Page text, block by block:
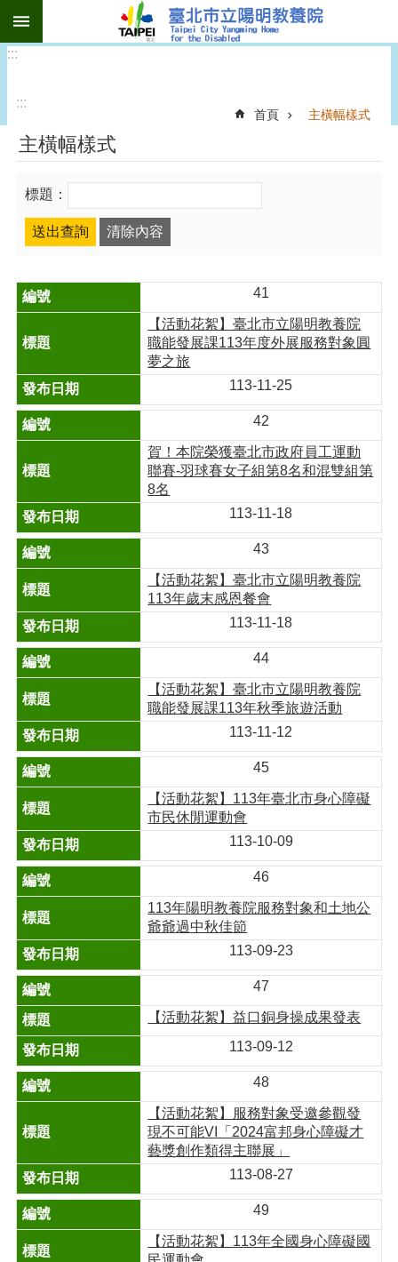
跳到主要內容區塊
:::
:::
首頁 主橫幅樣式
主橫幅樣式
標題：
41
【活動花絮】臺北市立陽明教養院
職能發展課113年度外展服務對象圓
夢之旅
113-11-25
42
賀！本院榮獲臺北市政府員工運動
聯賽-羽球賽女子組第8名和混雙組第
8名
113-11-18
43
【活動花絮】臺北市立陽明教養院
113年歲末感恩餐會
113-11-18
44
【活動花絮】臺北市立陽明教養院
職能發展課113年秋季旅遊活動
113-11-12
45
【活動花絮】113年臺北市身心障礙
市民休閒運動會
113-10-09
46
113年陽明教養院服務對象和土地公
爺爺過中秋佳節
113-09-23
47
【活動花絮】益口銅身操成果發表
113-09-12
48
【活動花絮】服務對象受邀參觀發
現不可能VI「2024富邦身心障礙才
藝獎創作類得主聯展」
113-08-27
49
【活動花絮】113年全國身心障礙國